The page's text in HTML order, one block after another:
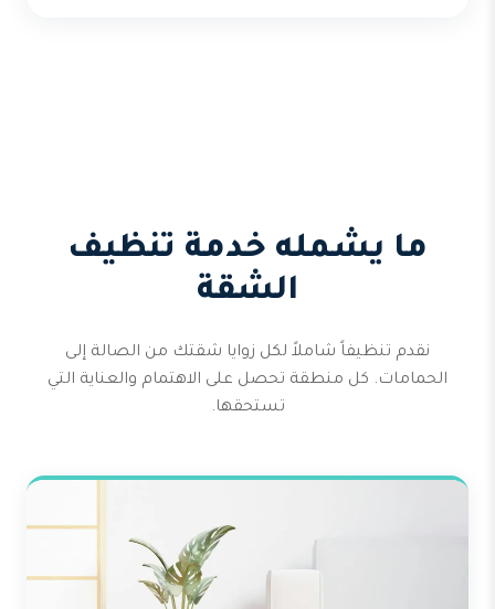
ما يشمله خدمة تنظيف
الشقة
نقدم تنظيفاً شاملاً لكل زوايا شقتك من الصالة إلى
الحمامات. كل منطقة تحصل على الاهتمام والعناية التي
تستحقها.